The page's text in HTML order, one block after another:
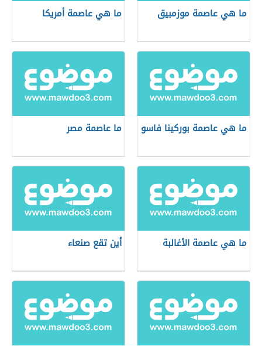
ما هي عاصمة موزمبيق ما هي عاصمة أمريكا
ما هي عاصمة بوركينا فاسو ما عاصمة مصر
ما هي عاصمة الأغالبة أين تقع صنعاء